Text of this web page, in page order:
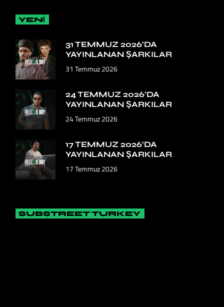
YENİ
31 TEMMUZ 2026’DA
YAYINLANAN ŞARKILAR
31 Temmuz 2026
24 TEMMUZ 2026’DA
YAYINLANAN ŞARKILAR
24 Temmuz 2026
17 TEMMUZ 2026’DA
YAYINLANAN ŞARKILAR
17 Temmuz 2026
SUBSTREET TURKEY